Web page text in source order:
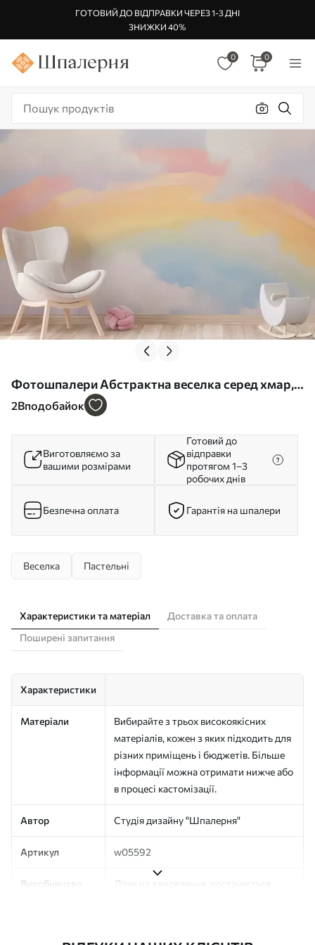
ГОТОВИЙ ДО ВІДПРАВКИ ЧЕРЕЗ 1-3 ДНІ
ЗНИЖКИ 40%
0 0
Фотошпалери Абстрактна веселка серед хмар,
імітація живопису w05592
2Вподобайок
Виготовляємо за
вашими розмірами
Готовий до
відправки
протягом 1–3
робочих днів
Безпечна оплата Гарантія на шпалери
Веселка Пастельні
Характеристики та матеріал
Доставка та оплата
Поширені запитання
Характеристики
Матеріали
Вибирайте з трьох високоякісних
матеріалів, кожен з яких підходить для
різних приміщень і бюджетів. Більше
інформації можна отримати нижче або
в процесі кастомізації.
Автор Студія дизайну "Шпалерня"
Артикул w05592
Виробництво
Друк на замовлення, постачається